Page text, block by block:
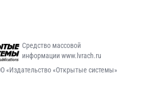
Средство массовой
информации www.lvrach.ru
«Издательство «Открытые системы»